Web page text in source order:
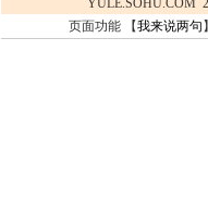
YULE.SOHU.COM
页面功能 【我来说两句